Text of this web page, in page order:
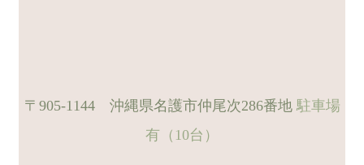
〒905-1144 沖縄県名護市仲尾次286番地駐車場
有（10台）